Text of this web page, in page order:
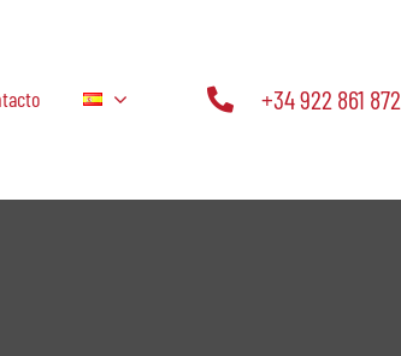
+34 922 861 872